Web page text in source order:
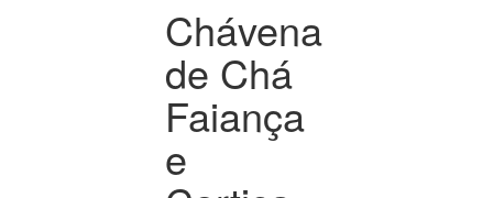
Chávena
de Chá
Faiança
e